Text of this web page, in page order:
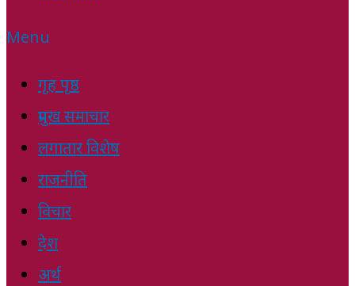
Menu
गृह पृष्ठ
प्रमुख समाचार
लगातार विशेष
राजनीति
विचार
देश
अर्थ